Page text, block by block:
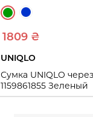
1809 ₴
UNIQLO
Сумка UNIQLO
1159861855 Зеленый